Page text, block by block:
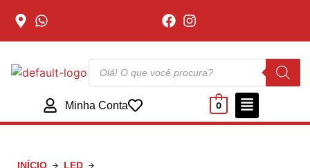
Minha Conta 0
INÍCIO
LED